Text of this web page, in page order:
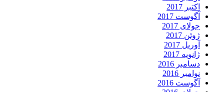
اکتبر 2017
آگوست 2017
جولای 2017
ژوئن 2017
آوریل 2017
ژانویه 2017
دسامبر 2016
نوامبر 2016
آگوست 2016